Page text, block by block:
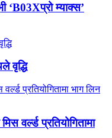
‘B03Xप्रो म्याक्स’
वृद्धि
वर्ल्ड प्रतियोगितामा